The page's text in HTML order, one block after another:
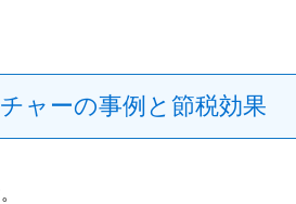
ャーの事例と節税効果